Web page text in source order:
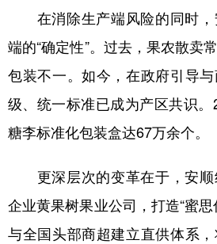
在消除生产端风险的同时，
端的“确定性”。过去，果农散卖
包装不一。如今，在政府引导
级、统一标准已成为产区共识
糖李标准化包装盒达67万余个。
更深层次的变革在于，安顺
企业黄果树果业公司，打造“蜜思
与全国头部商超建立直供体系